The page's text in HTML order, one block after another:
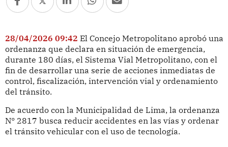
28/04/2026 09:42 El Concejo Metropolitano aprobó una
ordenanza que declara en situación de emergencia,
durante 180 días, el Sistema Vial Metropolitano, con el
fin de desarrollar una serie de acciones inmediatas de
control, fiscalización, intervención vial y ordenamiento
del tránsito.
De acuerdo con la Municipalidad de Lima, la ordenanza
N° 2817 busca reducir accidentes en las vías y ordenar
el tránsito vehicular con el uso de tecnología.